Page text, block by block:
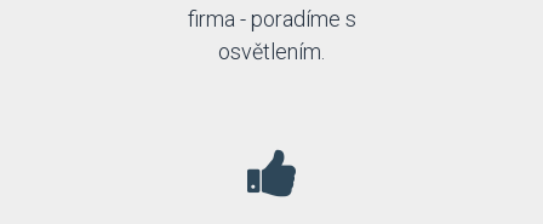
firma - poradíme s
osvětlením.